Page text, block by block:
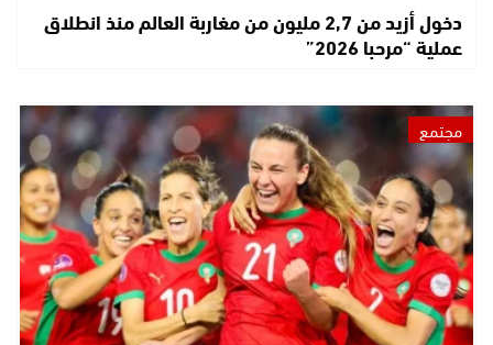
دخول أزيد من 2,7 مليون من مغاربة العالم منذ انطلاق
عملية “مرحبا 2026”
مجتمع